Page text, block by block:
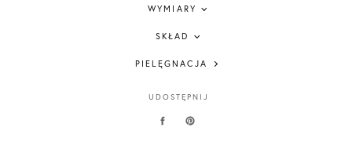
WYMIARY
SKŁAD
PIELĘGNACJA
UDOSTĘPNIJ